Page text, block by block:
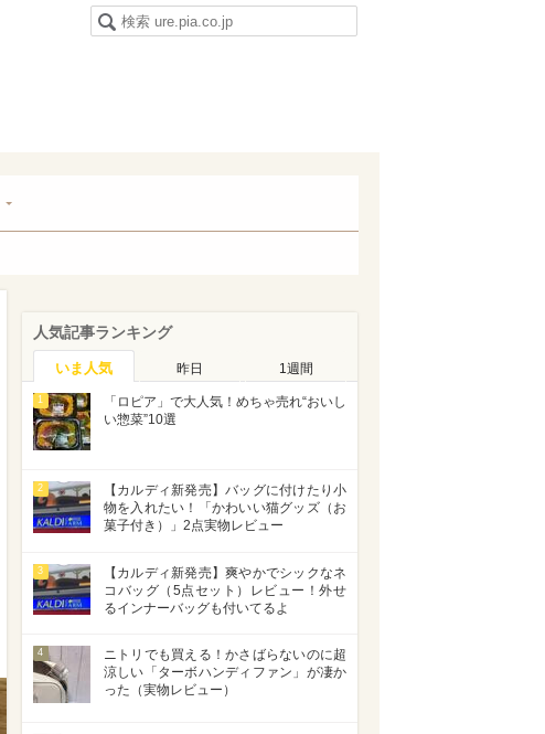
人気記事ランキング
いま人気 昨日 1週間
1
「ロピア」で大人気！めちゃ売れ“おいし
い惣菜”10選
2
【カルディ新発売】バッグに付けたり小
物を入れたい！「かわいい猫グッズ（お
菓子付き）」2点実物レビュー
3
【カルディ新発売】爽やかでシックなネ
コバッグ（5点セット）レビュー！外せ
るインナーバッグも付いてるよ
4
ニトリでも買える！かさばらないのに超
涼しい「ターボハンディファン」が凄か
った（実物レビュー）